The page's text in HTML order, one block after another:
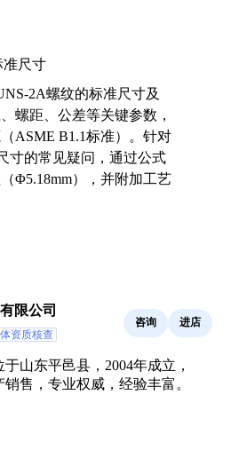
准尺寸
2A螺纹的标准尺寸及
螺距、公差等关键参数，
ASME B1.1标准）。针对
寸的常见疑问，通过公式
Φ5.18mm），并附加工艺
限公司
资质核查
咨询 进店
山东平邑县，2004年成立，
售，专业权威，经验丰富。